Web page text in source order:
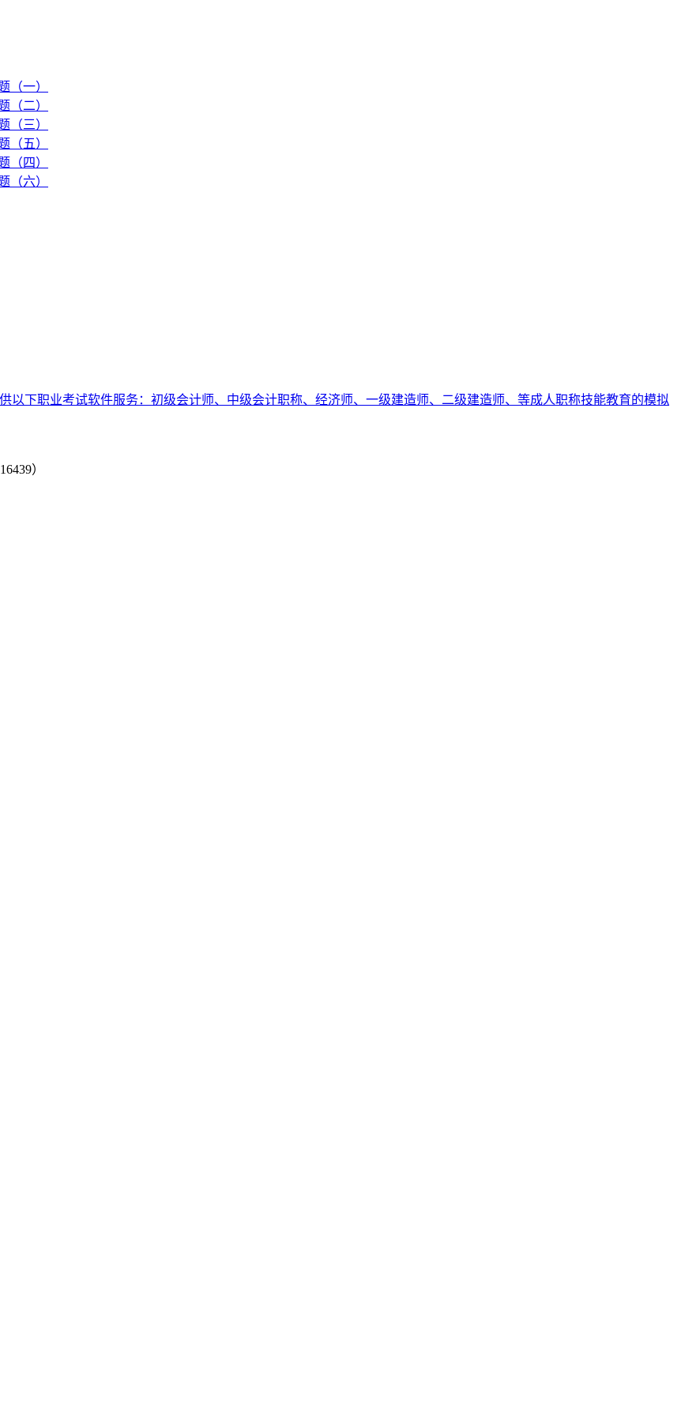
（一）
（二）
（三）
（五）
（四）
（六）
以下职业考试软件服务：初级会计师、中级会计职称、经济师、一级建造师、二级建造师、等成人职称技能教育的模拟
）